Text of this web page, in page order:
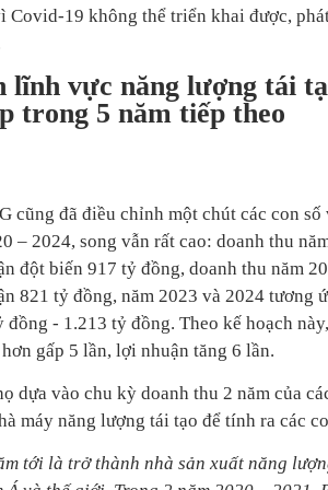
Covid-19 không thể triển khai được,
vực năng lượng tái
trong 5 năm tiếp theo
cũng đã điều chỉnh một chút các con
– 2024, song vẫn rất cao: doanh thu
đột biến 917 tỷ đồng, doanh thu năm
821 tỷ đồng, năm 2023 và 2024 tương
- 1.213 tỷ đồng. Theo kế hoạch
gấp 5 lần, lợi nhuận tăng 6 lần.
dựa vào chu kỳ doanh thu 2 năm của
máy năng lượng tái tạo để tính ra các
tới là trở thành nhà sản xuất năng